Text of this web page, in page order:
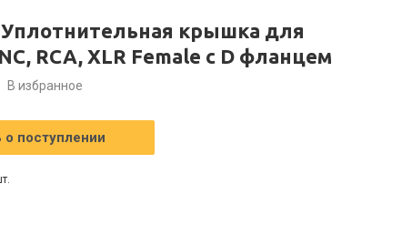
Уплотнительная крышка для
RCA, XLR Female c D фланцем
В избранное
поступлении